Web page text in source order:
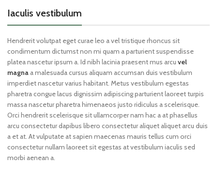
Iaculis vestibulum
Hendrerit volutpat eget curae leo a vel tristique rhoncus sit
condimentum dictumst non mi quam a parturient suspendisse
platea nascetur ipsum a. Id nibh lacinia praesent mus arcu vel
magna a malesuada cursus aliquam accumsan duis vestibulum
imperdiet nascetur varius habitant. Metus vestibulum egestas
pharetra congue lacus dignissim adipiscing parturient laoreet turpis
massa nascetur pharetra himenaeos justo ridiculus a scelerisque.
Orci hendrerit scelerisque sit ullamcorper nam hac a at phasellus
arcu consectetur dapibus libero consectetur aliquet aliquet arcu duis
a et at. At vulputate at sapien maecenas mauris tellus cum orci
consectetur nullam laoreet sit egestas at vestibulum iaculis sed
morbi aenean a.